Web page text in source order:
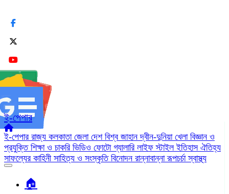
ই-পেপার
ই-পেপার রাজ্য কলকাতা জেলা দেশ বিশ্ব জাহানদ্বীন-দুনিয়া খেলা বিজ্ঞান ও
প্রযুক্তি শিক্ষা ও চাকরি ভিডিও ফোটো গ্যালারি লাইফ স্টাইলইতিহাস ঐতিহ্য
সাফল্যের কাহিনী সাহিত্য ও সংস্কৃতি বিনোদন রান্নাবান্নারূপচর্চাস্বাস্থ্য
🏠︎